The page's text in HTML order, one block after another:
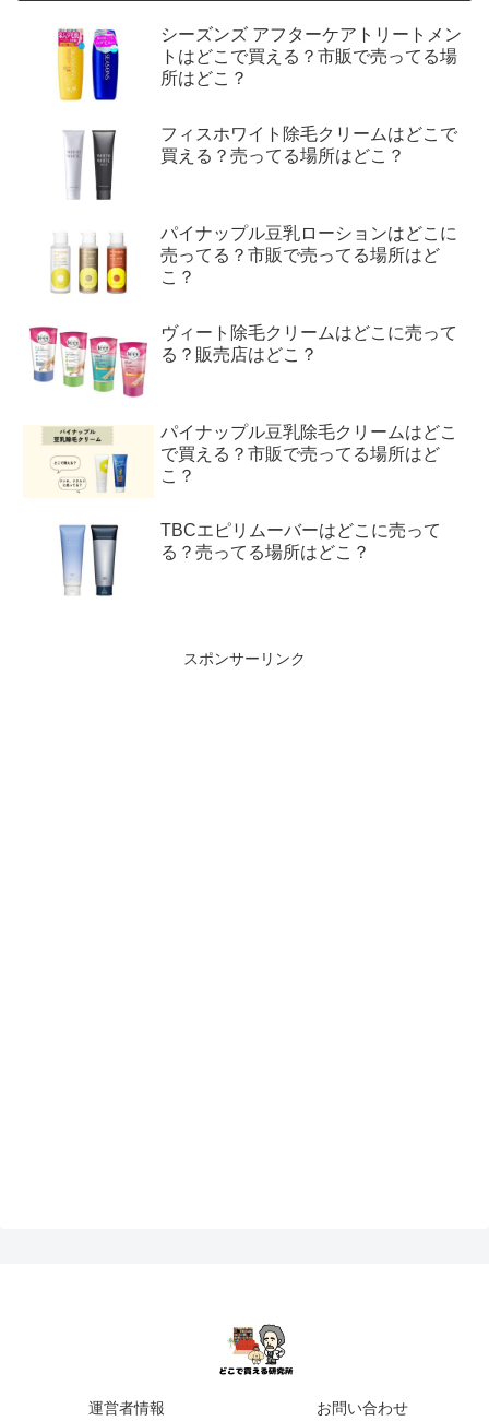
シーズンズ アフターケアトリートメン
トはどこで買える？市販で売ってる場
所はどこ？
フィスホワイト除毛クリームはどこで
買える？売ってる場所はどこ？
パイナップル豆乳ローションはどこに
売ってる？市販で売ってる場所はど
こ？
ヴィート除毛クリームはどこに売って
る？販売店はどこ？
パイナップル豆乳除毛クリームはどこ
で買える？市販で売ってる場所はど
こ？
TBCエピリムーバーはどこに売って
る？売ってる場所はどこ？
スポンサーリンク
運営者情報 お問い合わせ